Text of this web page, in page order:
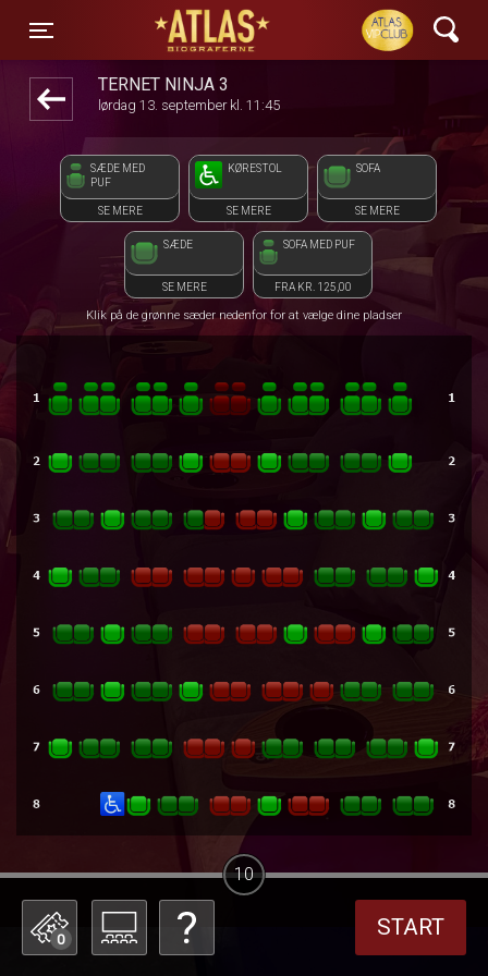
Toggle navigation
ATLAS Biograferne
TERNET NINJA 3
lørdag 13. september kl. 11:45
SÆDE MED
PUF
SE MERE
KØRESTOL
SE MERE
SOFA
SE MERE
SÆDE
SE MERE
SOFA MED PUF
FRA KR. 125,00
Klik på de grønne sæder nedenfor for at vælge dine pladser
0 START
10
front05-temp 105756